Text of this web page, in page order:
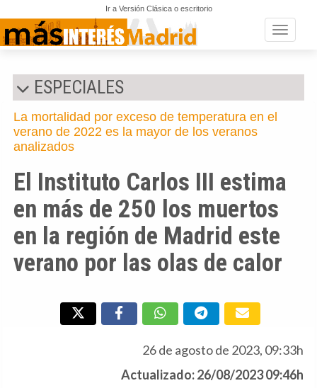
Ir a Versión Clásica o escritorio
Toggle
ESPECIALES
La mortalidad por exceso de temperatura en el
verano de 2022 es la mayor de los veranos
analizados
El Instituto Carlos III estima
en más de 250 los muertos
en la región de Madrid este
verano por las olas de calor
26 de agosto de 2023, 09:33h
Actualizado: 26/08/2023 09:46h